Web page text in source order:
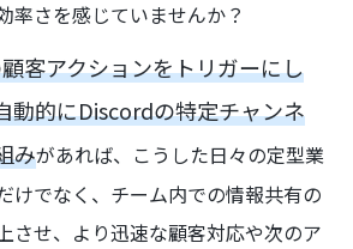
率さを感じていませんか？
客アクションをトリガーにし
動的にDiscordの特定チャンネ
みがあれば、こうした日々の定型業
けでなく、チーム内での情報共有の
させ、より迅速な顧客対応や次のア